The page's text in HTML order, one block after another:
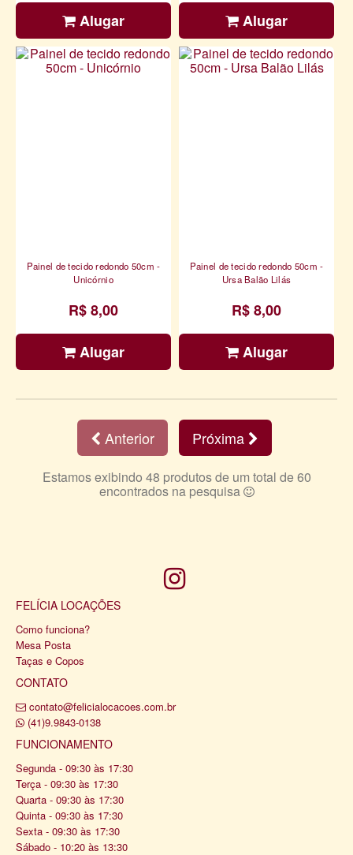
Alugar Alugar
Painel de tecido redondo 50cm -
Unicórnio
R$ 8,00
Alugar
Painel de tecido redondo 50cm -
Ursa Balão Lilás
R$ 8,00
Alugar
Anterior Próxima
Estamos exibindo 48 produtos de um total de 60
encontrados na pesquisa
FELÍCIA LOCAÇÕES
Como funciona?
Mesa Posta
Taças e Copos
CONTATO
contato@felicialocacoes.com.br
(41)9.9843-0138
FUNCIONAMENTO
Segunda - 09:30 às 17:30
Terça - 09:30 às 17:30
Quarta - 09:30 às 17:30
Quinta - 09:30 às 17:30
Sexta - 09:30 às 17:30
Sábado - 10:20 às 13:30